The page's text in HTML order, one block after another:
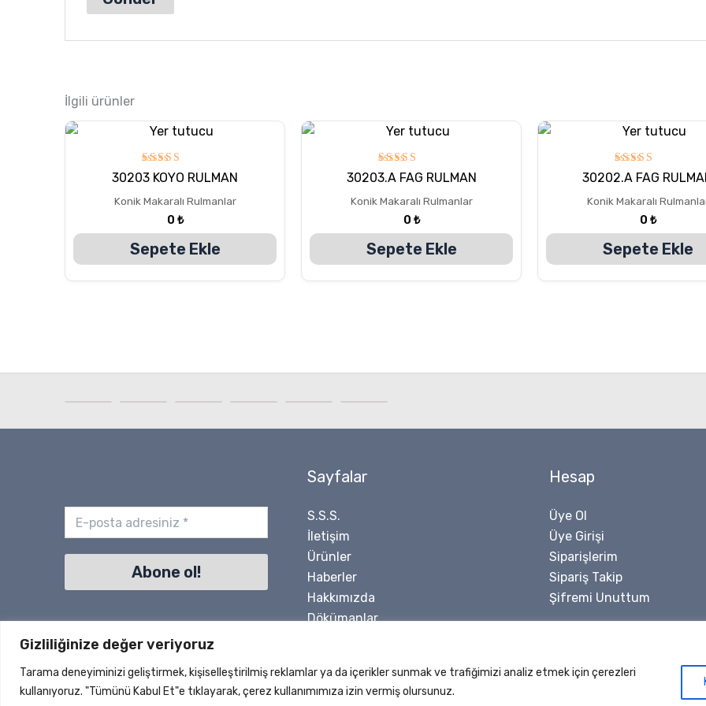
Gizliliğinize değer veriyoruz
Tarama deneyiminizi geliştirmek, kişiselleştirilmiş reklamlar ya da içerikler sunmak ve trafiğimizi analiz etmek için çerezleri
kullanıyoruz. "Tümünü Kabul Et"e tıklayarak, çerez kullanımımıza izin vermiş olursunuz.
İlgili ürünler
5
üzerinden
oy aldı
30203 KOYO RULMAN
Konik Makaralı Rulmanlar
0 ₺
Sepete Ekle
5
üzerinden
oy aldı
30203.A FAG RULMAN
Konik Makaralı Rulmanlar
0 ₺
Sepete Ekle
5
üzerinden
oy aldı
30202.A FAG
Konik Makaralı
0 ₺
Sepete Ekle
Sayfalar
S.S.S.
İletişim
Ürünler
Haberler
Hakkımızda
Dökümanlar
Hesap
Üye Ol
Üye Girişi
Siparişlerim
Sipariş Takip
Şifremi Unuttum
Copyright © 2026 Sinerji Rulman | Her Hakkı Saklıdır | Dizayn ve Kodlama